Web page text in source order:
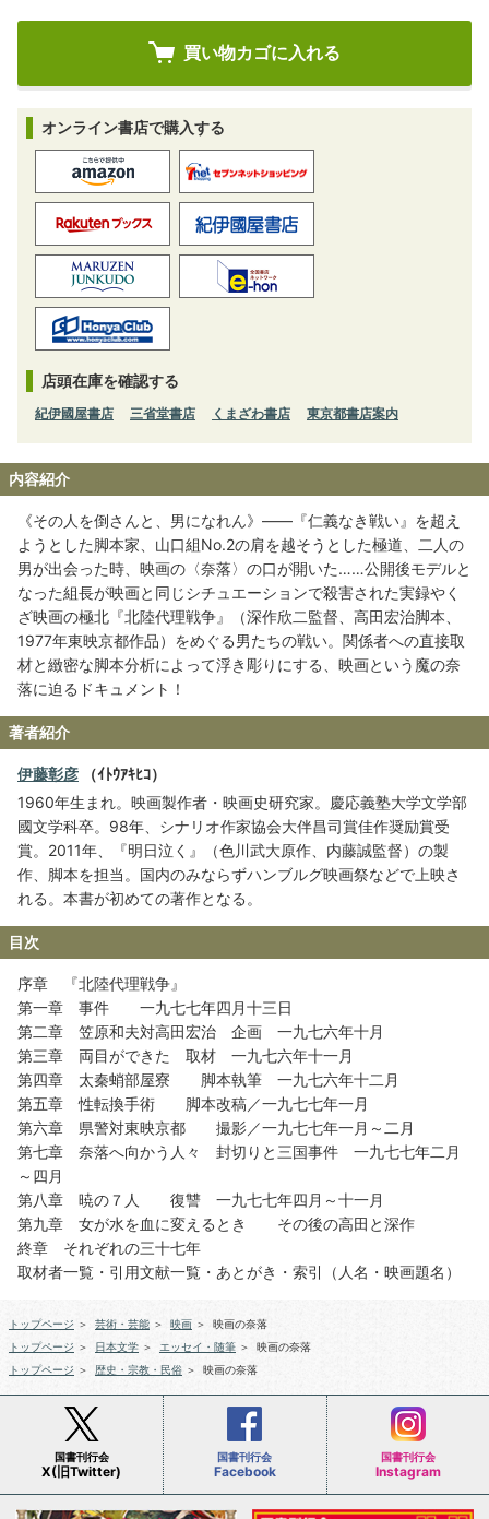
オンライン書店で購入する
店頭在庫を確認する
紀伊國屋書店 三省堂書店 くまざわ書店 東京都書店案内
内容紹介
《その人を倒さんと、男になれん》――『仁義なき戦い』を超え
ようとした脚本家、山口組No.2の肩を越そうとした極道、二人の
男が出会った時、映画の〈奈落〉の口が開いた……公開後モデルと
なった組長が映画と同じシチュエーションで殺害された実録やく
ざ映画の極北『北陸代理戦争』（深作欣二監督、高田宏治脚本、
1977年東映京都作品）をめぐる男たちの戦い。関係者への直接取
材と緻密な脚本分析によって浮き彫りにする、映画という魔の奈
落に迫るドキュメント！
著者紹介
伊藤彰彦 （ｲﾄｳｱｷﾋｺ）
1960年生まれ。映画製作者・映画史研究家。慶応義塾大学文学部
國文学科卒。98年、シナリオ作家協会大伴昌司賞佳作奨励賞受
賞。2011年、『明日泣く』（色川武大原作、内藤誠監督）の製
作、脚本を担当。国内のみならずハンブルグ映画祭などで上映さ
れる。本書が初めての著作となる。
目次
序章 『北陸代理戦争』
第一章 事件 一九七七年四月十三日
第二章 笠原和夫対高田宏治 企画 一九七六年十月
第三章 両目ができた 取材 一九七六年十一月
第四章 太秦蛸部屋寮 脚本執筆 一九七六年十二月
第五章 性転換手術 脚本改稿／一九七七年一月
第六章 県警対東映京都 撮影／一九七七年一月～二月
第七章 奈落へ向かう人々 封切りと三国事件 一九七七年二月
～四月
第八章 暁の７人 復讐 一九七七年四月～十一月
第九章 女が水を血に変えるとき その後の高田と深作
終章 それぞれの三十七年
取材者一覧・引用文献一覧・あとがき・索引（人名・映画題名）
トップページ ＞ 芸術・芸能 ＞ 映画 ＞
映画の奈落
トップページ ＞ 日本文学 ＞ エッセイ・随筆 ＞
映画の奈落
トップページ ＞ 歴史・宗教・民俗 ＞ 映画の奈落
国書刊行会
X(旧Twitter)
国書刊行会
Facebook
国書刊行会
Instagram